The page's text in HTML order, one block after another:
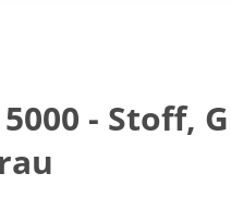
- Stoff,